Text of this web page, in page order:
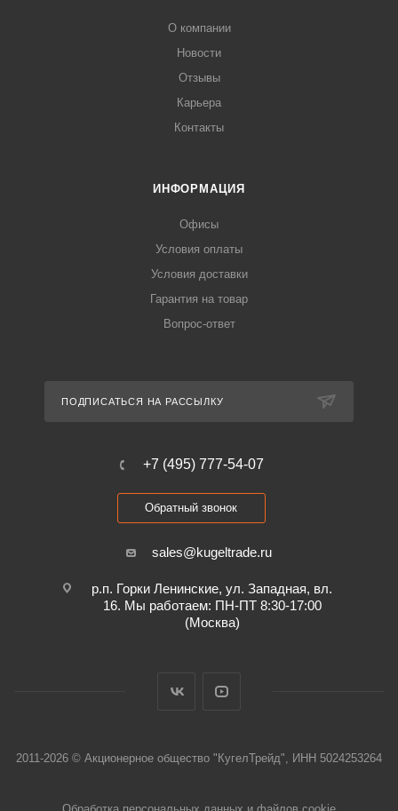
О компании
Новости
Отзывы
Карьера
Контакты
ИНФОРМАЦИЯ
Офисы
Условия оплаты
Условия доставки
Гарантия на товар
Вопрос-ответ
ПОДПИСАТЬСЯ НА РАССЫЛКУ
+7 (495) 777-54-07
Обратный звонок
sales@kugeltrade.ru
р.п. Горки Ленинские, ул. Западная, вл.
16. Мы работаем: ПН-ПТ 8:30-17:00
(Москва)
2011-2026 © Акционерное общество "КугелТрейд", ИНН 5024253264